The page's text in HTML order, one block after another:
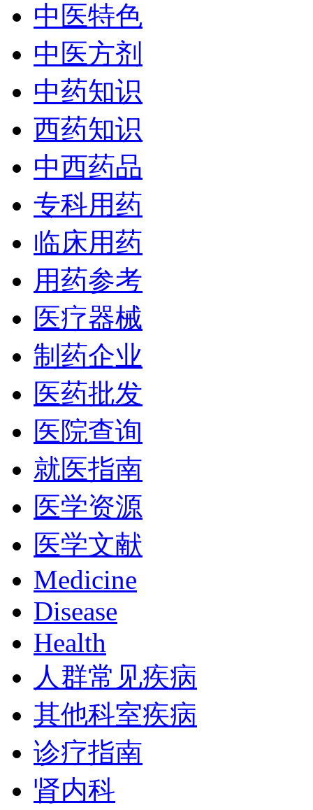
中医特色
中医方剂
中药知识
西药知识
中西药品
专科用药
临床用药
用药参考
医疗器械
制药企业
医药批发
医院查询
就医指南
医学资源
医学文献
Medicine
Disease
Health
人群常见疾病
其他科室疾病
诊疗指南
肾内科